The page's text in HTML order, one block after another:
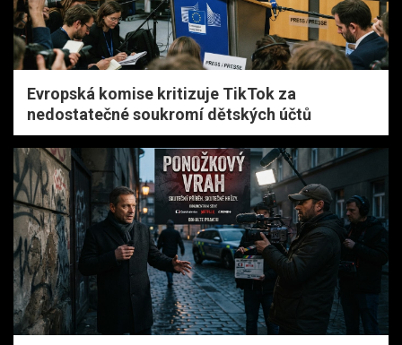
Evropská komise kritizuje TikTok za
nedostatečné soukromí dětských účtů